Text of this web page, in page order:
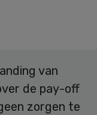
van
de pay-off
zorgen te